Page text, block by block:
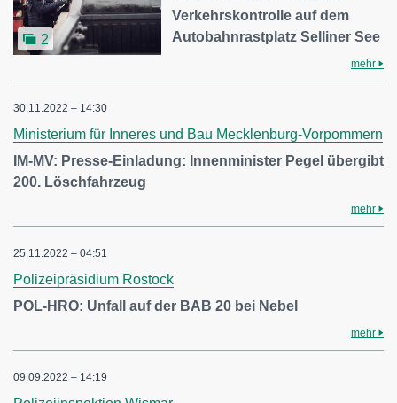
2
Verkehrskontrolle auf dem
Autobahnrastplatz Selliner See
mehr
30.11.2022 – 14:30
Ministerium für Inneres und Bau Mecklenburg-Vorpommern
IM-MV: Presse-Einladung: Innenminister Pegel übergibt
200. Löschfahrzeug
mehr
25.11.2022 – 04:51
Polizeipräsidium Rostock
POL-HRO: Unfall auf der BAB 20 bei Nebel
mehr
09.09.2022 – 14:19